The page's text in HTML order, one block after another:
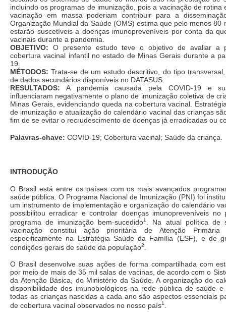
incluindo os programas de imunização, pois a vacinação de rotina
vacinação em massa poderiam contribuir para a
Organização Mundial da Saúde (OMS) estima que pelo menos 80
estarão suscetíveis a doenças imunopreveníveis por conta da
vacinais durante a pandemia.
OBJETIVO: O presente estudo teve o objetivo de avaliar a
cobertura vacinal infantil no estado de Minas Gerais durante a
19.
MÉTODOS: Trata-se de um estudo descritivo, do tipo
de dados secundários disponíveis no DATASUS.
RESULTADOS: A pandemia causada pela COVID-19 e
influenciaram negativamente o plano de imunização coletiva de
Minas Gerais, evidenciando queda na cobertura vacinal.
de imunização e atualização do calendário vacinal das crianças
fim de se evitar o recrudescimento de doenças já erradicadas ou
Palavras-chave: COVID-19; Cobertura vacinal; Saúde da criança.
INTRODUÇÃO
O Brasil está entre os países com os mais avançados
saúde pública. O Programa Nacional de Imunização (PNI) foi
um instrumento de implementação e organização do calendário
possibilitou erradicar e controlar doenças imunopreveníveis no
programa de imunização bem-sucedido1
. Na atual política de
vacinação constitui ação prioritária de Atenção
especificamente na Estratégia Saúde da Família (ESF), e de
condições gerais de saúde da população2
O Brasil desenvolve suas ações de forma compartilhada com
por meio de mais de 35 mil salas de vacinas, de acordo com o
da Atenção Básica, do Ministério da Saúde. A organização do
disponibilidade dos imunobiológicos na rede pública de saúde
todas as crianças nascidas a cada ano são aspectos essenciais
de cobertura vacinal observados no nosso país1